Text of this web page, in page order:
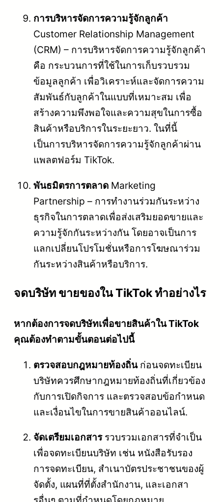
การบริหารจัดการความรู้จักลูกค้า
Customer Relationship Management
(CRM) – การบริหารจัดการความรู้จักลูกค้า
คือ กระบวนการที่ใช้ในการเก็บรวบรวม
ข้อมูลลูกค้า เพื่อวิเคราะห์และจัดการความ
สัมพันธ์กับลูกค้าในแบบที่เหมาะสม เพื่อ
สร้างความพึงพอใจและความสุขในการซื้อ
สินค้าหรือบริการในระยะยาว. ในที่นี้
เป็นการบริหารจัดการความรู้จักลูกค้าผ่าน
แพลตฟอร์ม TikTok.
พันธมิตรการตลาด Marketing
Partnership – การทำงานร่วมกันระหว่าง
ธุรกิจในการตลาดเพื่อส่งเสริมยอดขายและ
ความรู้จักกันระหว่างกัน โดยอาจเป็นการ
แลกเปลี่ยนโปรโมชั่นหรือการโฆษณาร่วม
กันระหว่างสินค้าหรือบริการ.
จดบริษัท ขายของใน TikTok ทำอย่างไร
หากต้องการจดบริษัทเพื่อขายสินค้าใน TikTok
คุณต้องทำตามขั้นตอนต่อไปนี้
ตรวจสอบกฎหมายท้องถิ่นก่อนจดทะเบียน
บริษัทควรศึกษากฎหมายท้องถิ่นที่เกี่ยวข้อง
กับการเปิดกิจการ และตรวจสอบข้อกำหนด
และเงื่อนไขในการขายสินค้าออนไลน์.
จัดเตรียมเอกสารรวบรวมเอกสารที่จำเป็น
เพื่อจดทะเบียนบริษัท เช่น หนังสือรับรอง
การจดทะเบียน, สำเนาบัตรประชาชนของผู้
จัดตั้ง, แผนที่ที่ตั้งสำนักงาน, และเอกสา